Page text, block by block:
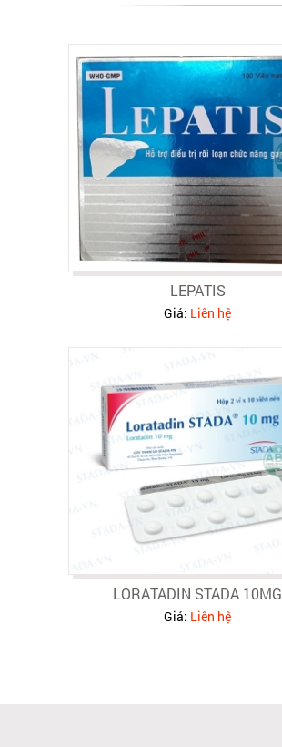
LEPATIS
Giá: Liên hệ
LORATADIN STADA 10MG
Giá: Liên hệ